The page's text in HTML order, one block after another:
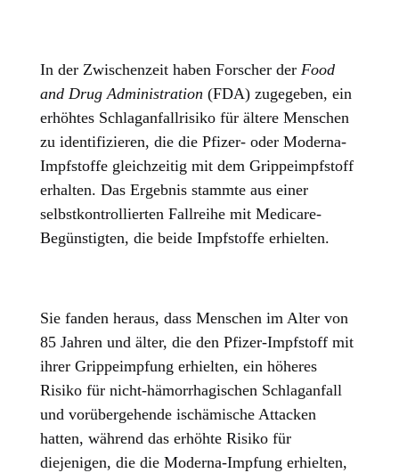
In der Zwischenzeit haben Forscher derFood
and Drug Administration(FDA) zugegeben, ein
erhöhtes Schlaganfallrisiko für ältere Menschen
zu identifizieren, die die Pfizer- oder Moderna-
Impfstoffe gleichzeitig mit dem Grippeimpfstoff
erhalten. Das Ergebnis stammte aus einer
selbstkontrollierten Fallreihe mit Medicare-
Begünstigten, die beide Impfstoffe erhielten.
Sie fanden heraus, dass Menschen im Alter von
85 Jahren und älter, die den Pfizer-Impfstoff mit
ihrer Grippeimpfung erhielten, ein höheres
Risiko für nicht-hämorrhagischen Schlaganfall
und vorübergehende ischämische Attacken
hatten, während das erhöhte Risiko für
diejenigen, die die Moderna-Impfung erhielten,